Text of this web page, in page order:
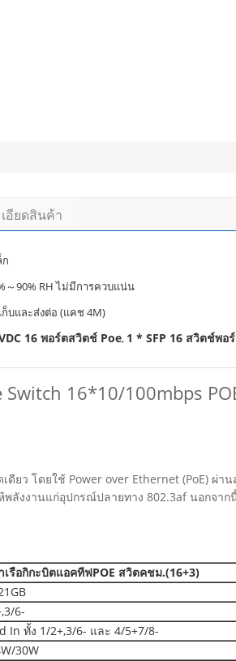
อียดสินค้า
ก
～90% RH ไม่มีการควบแน่น
ก็บและส่งต่อ (แคช 4M)
16 พอร์ตสวิตช์ Poe, 1 * SFP 16 สวิตช์พอ
Switch 16*10/100mbps
ยว โดยใช้ Power over Ethernet (PoE) ผ่
ลังงานแก่อุปกรณ์ปลายทาง 802.3af นอกจา
เรือกิกะบิตแอคทีฟPOE สวิตคชม.(16+3)
6-
In ทั้ง 1/2+,3/6- และ 4/5+7/8-
30W